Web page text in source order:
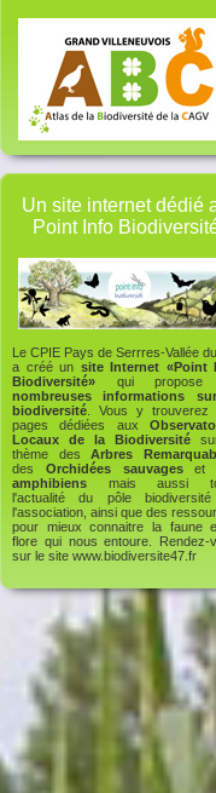
Un site internet dédié
Point Info
Le CPIE Pays de Serrres-Vallée
a créé un site Internet «Point
Biodiversité» qui propose
nombreuses informations
biodiversité . Vous y trouverez
pages dédiées aux
Locaux de la Biodiversité
thème desArbres
des Orchidées sauvageset
amphibiens mais aussi
l'actualité du pôle
l'association, ainsi que des
pour mieux connaitre la faune
flore qui nous entoure. Rendez-
sur le site www.biodiversite47.fr